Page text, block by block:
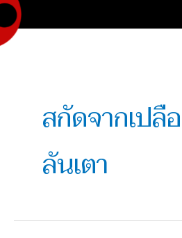
Skip
to
content
สกัดจากเปลื
ลันเตา